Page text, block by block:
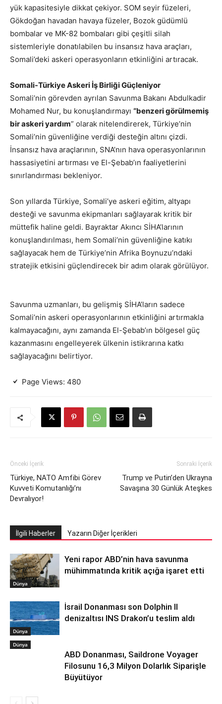
yük kapasitesiyle dikkat çekiyor. SOM seyir füzeleri,
Gökdoğan havadan havaya füzeler, Bozok güdümlü
bombalar ve MK-82 bombaları gibi çeşitli silah
sistemleriyle donatılabilen bu insansız hava araçları,
Somali’deki askeri operasyonların etkinliğini artıracak.
Somali-Türkiye Askeri İş Birliği Güçleniyor
Somali’nin görevden ayrılan Savunma Bakanı Abdulkadir
Mohamed Nur, bu konuşlandırmayı “benzeri görülmemiş
bir askeri yardım” olarak nitelendirerek, Türkiye’nin
Somali’nin güvenliğine verdiği desteğin altını çizdi.
İnsansız hava araçlarının, SNA’nın hava operasyonlarının
hassasiyetini artırması ve El-Şebab’ın faaliyetlerini
sınırlandırması bekleniyor.
Son yıllarda Türkiye, Somali’ye askeri eğitim, altyapı
desteği ve savunma ekipmanları sağlayarak kritik bir
müttefik haline geldi. Bayraktar Akıncı SİHA’larının
konuşlandırılması, hem Somali’nin güvenliğine katıkı
sağlayacak hem de Türkiye’nin Afrika Boynuzu’ndaki
stratejik etkisini güçlendirecek bir adım olarak görülüyor.
Savunma uzmanları, bu gelişmiş SİHA’ların sadece
Somali’nin askeri operasyonlarının etkinliğini artırmakla
kalmayacağını, aynı zamanda El-Şebab’ın bölgesel güç
kazanmasını engelleyerek ülkenin istikrarına katkı
sağlayacağını belirtiyor.
Page Views: 480
Önceki İçerik
Türkiye, NATO Amfibi Görev
Kuvveti Komutanlığı’nı
Devralıyor!
Sonraki İçerik
Trump ve Putin’den Ukrayna
Savaşına 30 Günlük Ateşkes
İlgili Haberler Yazarın Diğer İçerikleri
Dünya
Yeni rapor ABD’nin hava savunma
mühimmatında kritik açığa işaret etti
Dünya
İsrail Donanması son Dolphin II
denizaltısı INS Drakon’u teslim aldı
Dünya
ABD Donanması, Saildrone Voyager
Filosunu 16,3 Milyon Dolarlık Siparişle
Büyütüyor